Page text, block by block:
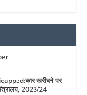
खरीदने पर
मंत्रालय, 2023/24